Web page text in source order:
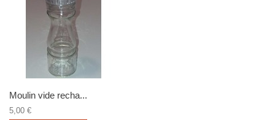
Moulin vide recha...
5,00 €